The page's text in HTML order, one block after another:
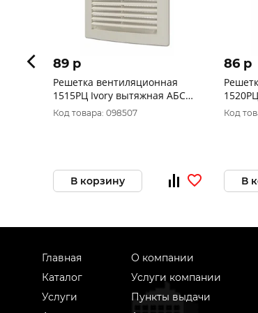
89 p
Решетка вентиляционная
1515РЦ Ivory вытяжная АБС
150х150 ERA уп.60/1шт.
Код товара: 098507
В корзину
86 p
Код
В
Главная
Каталог
Услуги
О компании
Услуги компании
Пункты выдачи